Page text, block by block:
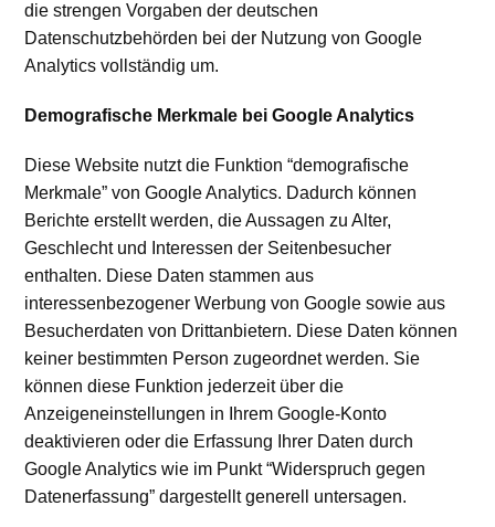
die strengen Vorgaben der deutschen
Datenschutzbehörden bei der Nutzung von Google
Analytics vollständig um.
Demografische Merkmale bei Google Analytics
Diese Website nutzt die Funktion “demografische
Merkmale” von Google Analytics. Dadurch können
Berichte erstellt werden, die Aussagen zu Alter,
Geschlecht und Interessen der Seitenbesucher
enthalten. Diese Daten stammen aus
interessenbezogener Werbung von Google sowie aus
Besucherdaten von Drittanbietern. Diese Daten können
keiner bestimmten Person zugeordnet werden. Sie
können diese Funktion jederzeit über die
Anzeigeneinstellungen in Ihrem Google-Konto
deaktivieren oder die Erfassung Ihrer Daten durch
Google Analytics wie im Punkt “Widerspruch gegen
Datenerfassung” dargestellt generell untersagen.